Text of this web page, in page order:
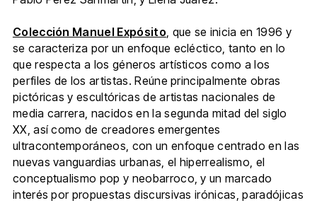
Colección Manuel Expósito, que se inicia en 1996 y
se caracteriza por un enfoque ecléctico, tanto en lo
que respecta a los géneros artísticos como a los
perfiles de los artistas. Reúne principalmente obras
pictóricas y escultóricas de artistas nacionales de
media carrera, nacidos en la segunda mitad del siglo
XX, así como de creadores emergentes
ultracontemporáneos, con un enfoque centrado en las
nuevas vanguardias urbanas, el hiperrealismo, el
conceptualismo pop y neobarroco, y un marcado
interés por propuestas discursivas irónicas, paradójicas